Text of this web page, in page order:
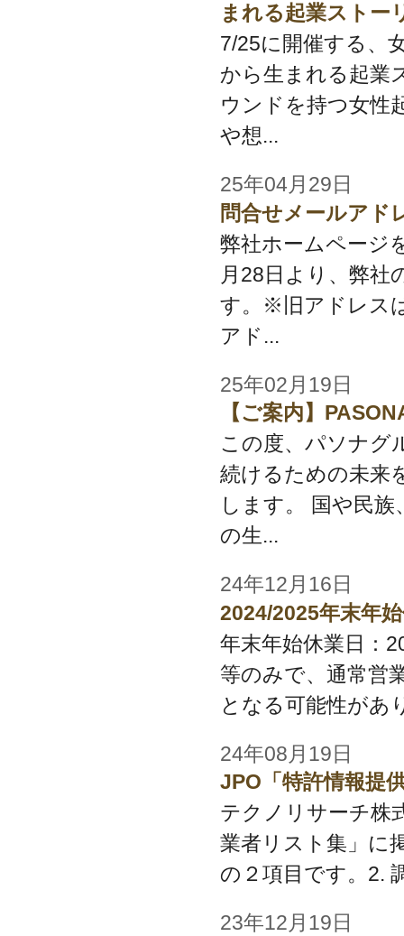
まれる起業ストー
7/25に開催する、
から生まれる起業
ウンドを持つ女性
や想...
25年04月29日
問合せメールアド
弊社ホームページ
月28日より、弊社
す。※旧アドレス
アド...
25年02月19日
【ご案内】
この度、パソナグ
続けるための未来
します。 国や民
の生...
24年12月16日
2024/2025年末年
年末年始休業日：
等のみで、通常営
となる可能性があ
24年08月19日
JPO「特許情報提
テクノリサーチ株
業者リスト集」に
の２項目です。2.
23年12月19日